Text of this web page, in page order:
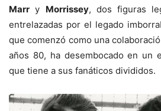
Marr y Morrissey, dos figuras
entrelazadas por el legado
que comenzó como una
años 80, ha desembocado en un
que tiene a sus fanáticos divididos.